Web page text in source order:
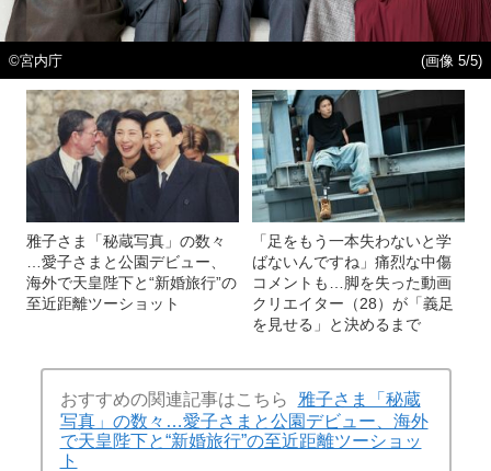
©宮内庁 (画像 5/5)
雅子さま「秘蔵写真」の数々
…愛子さまと公園デビュー、
海外で天皇陛下と“新婚旅行”の
至近距離ツーショット
「足をもう一本失わないと学
ばないんですね」痛烈な中傷
コメントも…脚を失った動画
クリエイター（28）が「義足
を見せる」と決めるまで
おすすめの関連記事はこちら
雅子さま「秘蔵
写真」の数々…愛子さまと公園デビュー、海外
で天皇陛下と“新婚旅行”の至近距離ツーショッ
ト